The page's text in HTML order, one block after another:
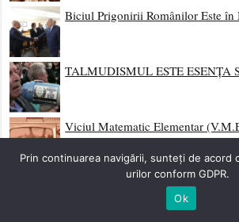
Biciul Prigonirii Românilor Este în
TALMUDISMUL ESTE ESENȚA
Viciul Matematic Elementar
Prin continuarea navigării, sunteți de acord
urilor conform GDPR.
Ok